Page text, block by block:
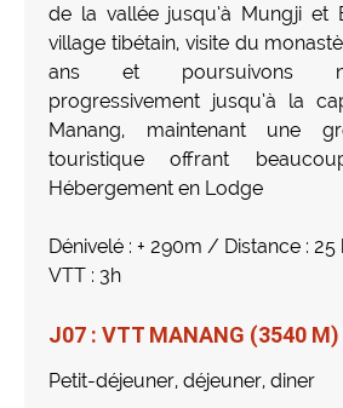
de la vallée jusqu’à Mungji et
village tibétain, visite du
ans et poursuivons
progressivement jusqu’à la
Manang, maintenant une
touristique offrant
Hébergement en Lodge
Dénivelé : + 290m / Distance :
VTT : 3h
J07 : VTT MANANG (3540 M)
Petit-déjeuner, déjeuner, diner